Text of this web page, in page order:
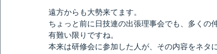
遠方からも大勢来てます。
ちょっと前に日技連の出張理事会でも、多くの
有難い限りですね。
本来は研修会に参加した人が、その内容をネタ